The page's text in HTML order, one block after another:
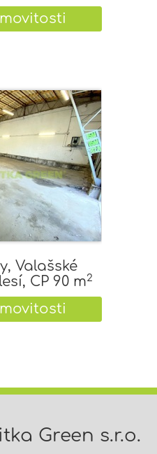
Valašské
CP 90 m2
Green s.r.o.